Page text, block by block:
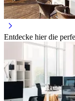
Entdecke hier die